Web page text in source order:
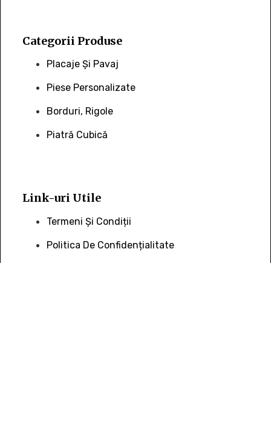
Categorii Produse
Placaje Și Pavaj
Piese Personalizate
Borduri, Rigole
Piatră Cubică
Link-uri Utile
Termeni Și Condiții
Politica De Confidențialitate